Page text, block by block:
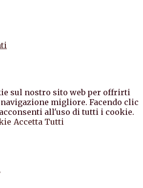
sul nostro sito web per offrirti
migliore. Facendo clic
all'uso di tutti i cookie.
Accetta Tutti